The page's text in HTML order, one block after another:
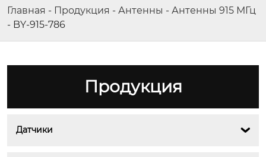
Главная - Продукция - Антенны - Антенны 915 МГц
- BY-915-786
Продукция
Датчики 